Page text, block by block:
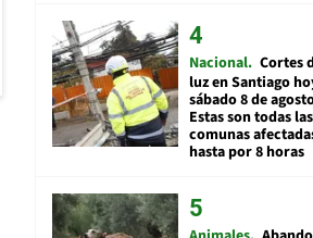
Nacional Cortes
luz en Santiago
sábado 8 de
Estas son todas las
comunas
hasta por 8 horas